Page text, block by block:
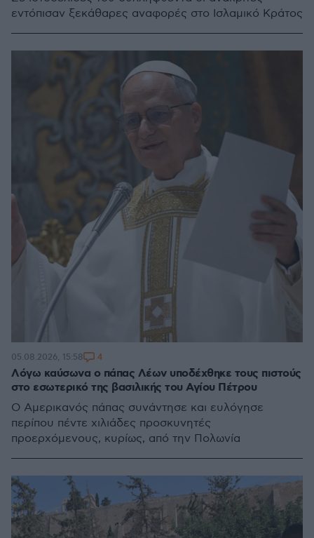
εντόπισαν ξεκάθαρες αναφορές στο Ισλαμικό Κράτος
Λόγω καύσωνα ο πάπας Λέων υποδέχθηκε τους πιστούς
στο εσωτερικό της βασιλικής του Αγίου Πέτρου
Ο Αμερικανός πάπας συνάντησε και ευλόγησε
περίπου πέντε χιλιάδες προσκυνητές
προερχόμενους, κυρίως, από την Πολωνία
05.08.2026, 15:58 4